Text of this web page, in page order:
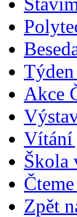
Akce
Vítání
Škola
Zpět